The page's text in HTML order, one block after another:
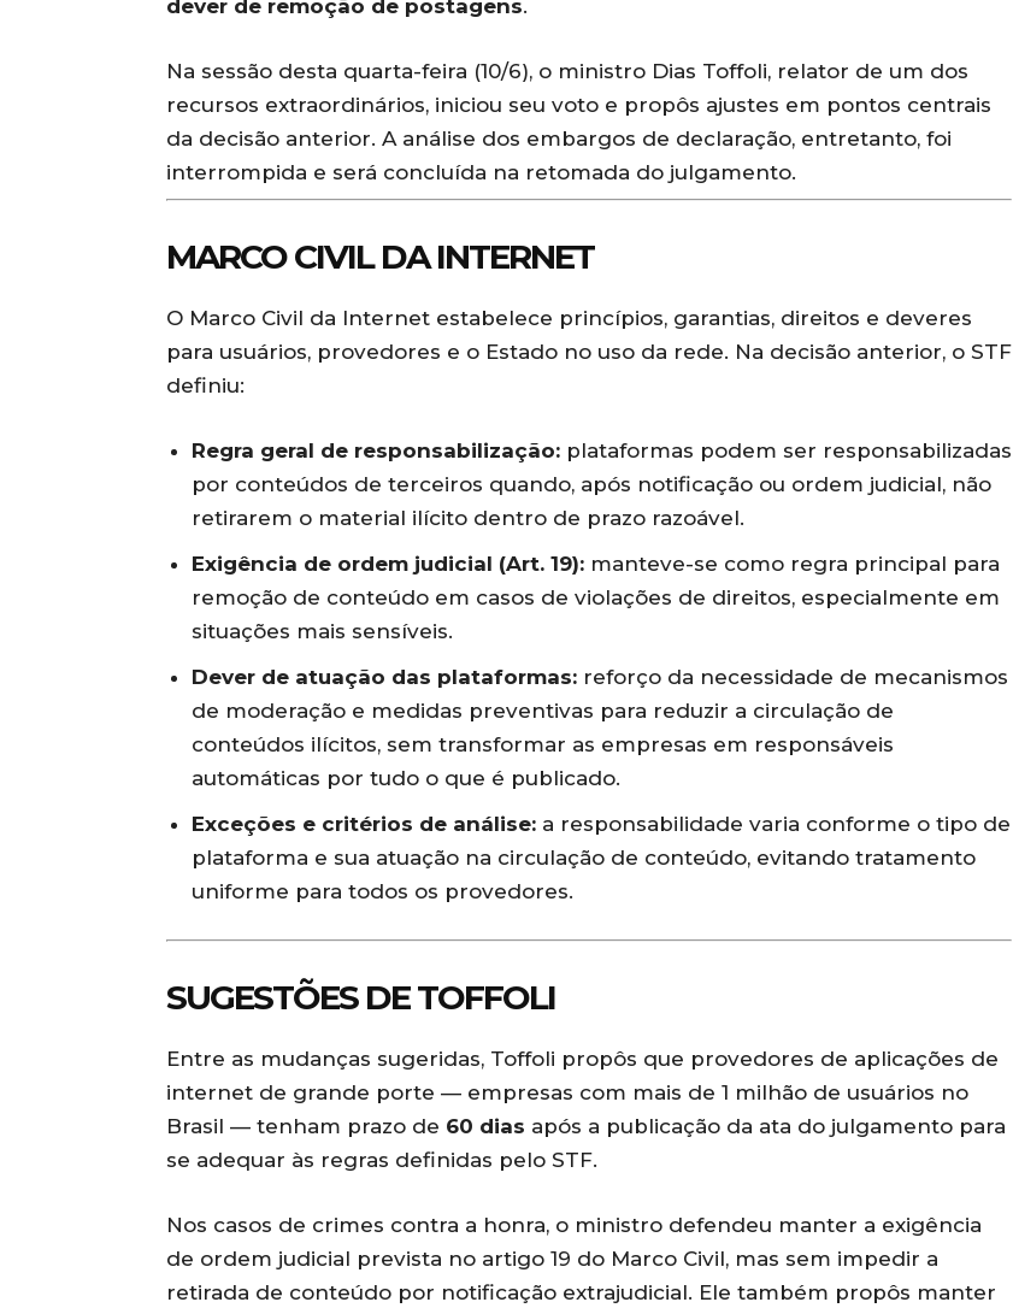
dever de remoção de postagens.
Na sessão desta quarta-feira (10/6), o ministro Dias Toffoli, relator de um dos
recursos extraordinários, iniciou seu voto e propôs ajustes em pontos centrais
da decisão anterior. A análise dos embargos de declaração, entretanto, foi
interrompida e será concluída na retomada do julgamento.
MARCO CIVIL DA INTERNET
O Marco Civil da Internet estabelece princípios, garantias, direitos e deveres
para usuários, provedores e o Estado no uso da rede. Na decisão anterior, o STF
definiu:
Regra geral de responsabilização: plataformas podem ser responsabilizadas
por conteúdos de terceiros quando, após notificação ou ordem judicial, não
retirarem o material ilícito dentro de prazo razoável.
Exigência de ordem judicial (Art. 19): manteve-se como regra principal para
remoção de conteúdo em casos de violações de direitos, especialmente em
situações mais sensíveis.
Dever de atuação das plataformas: reforço da necessidade de mecanismos
de moderação e medidas preventivas para reduzir a circulação de
conteúdos ilícitos, sem transformar as empresas em responsáveis
automáticas por tudo o que é publicado.
Exceções e critérios de análise: a responsabilidade varia conforme o tipo de
plataforma e sua atuação na circulação de conteúdo, evitando tratamento
uniforme para todos os provedores.
SUGESTÕES DE TOFFOLI
Entre as mudanças sugeridas, Toffoli propôs que provedores de aplicações de
internet de grande porte — empresas com mais de 1 milhão de usuários no
Brasil — tenham prazo de 60 dias após a publicação da ata do julgamento para
se adequar às regras definidas pelo STF.
Nos casos de crimes contra a honra, o ministro defendeu manter a exigência
de ordem judicial prevista no artigo 19 do Marco Civil, mas sem impedir a
retirada de conteúdo por notificação extrajudicial. Ele também propôs manter